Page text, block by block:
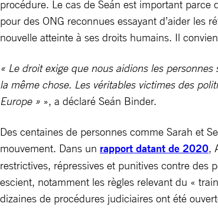
procédure. Le cas de Seán est important parce
pour des ONG reconnues essayant d’aider les
nouvelle atteinte à ses droits humains. Il
« Le droit exige que nous aidions les
la même chose. Les véritables victimes des
Europe » », a déclaré Seán Binder.
Des centaines de personnes comme Sarah et
mouvement. Dans un rapport datant de 2020,
restrictives, répressives et punitives contre des
escient, notamment les règles relevant du «
dizaines de procédures judiciaires ont été